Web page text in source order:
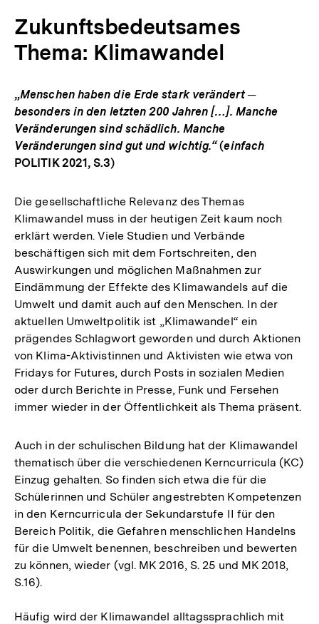
Zukunftsbedeutsames
Thema: Klimawandel
„Menschen haben die Erde stark verändert ─
besonders in den letzten 200 Jahren […]. Manche
Veränderungen sind schädlich. Manche
Veränderungen sind gut und wichtig.“(einfach
POLITIK 2021, S.3)
Die gesellschaftliche Relevanz des Themas
Klimawandel muss in der heutigen Zeit kaum noch
erklärt werden. Viele Studien und Verbände
beschäftigen sich mit dem Fortschreiten, den
Auswirkungen und möglichen Maßnahmen zur
Eindämmung der Effekte des Klimawandels auf die
Umwelt und damit auch auf den Menschen. In der
aktuellen Umweltpolitik ist „Klimawandel“ ein
prägendes Schlagwort geworden und durch Aktionen
von Klima-Aktivistinnen und Aktivisten wie etwa von
Fridays for Futures, durch Posts in sozialen Medien
oder durch Berichte in Presse, Funk und Fersehen
immer wieder in der Öffentlichkeit als Thema präsent.
Auch in der schulischen Bildung hat der Klimawandel
thematisch über die verschiedenen Kerncurricula (KC)
Einzug gehalten. So finden sich etwa die für die
Schülerinnen und Schüler angestrebten Kompetenzen
in den Kerncurricula der Sekundarstufe II für den
Bereich Politik, die Gefahren menschlichen Handelns
für die Umwelt benennen, beschreiben und bewerten
zu können, wieder (vgl. MK 2016, S. 25 und MK 2018,
S.16).
Häufig wird der Klimawandel alltagssprachlich mit